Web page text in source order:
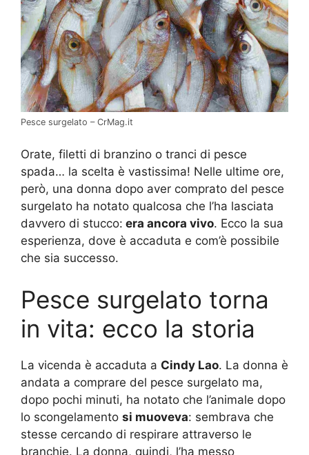
Pesce surgelato – CrMag.it
Orate, filetti di branzino o tranci di pesce
spada… la scelta è vastissima! Nelle ultime ore,
però, una donna dopo aver comprato del pesce
surgelato ha notato qualcosa che l’ha lasciata
davvero di stucco: era ancora vivo. Ecco la sua
esperienza, dove è accaduta e com’è possibile
che sia successo.
Pesce surgelato torna
in vita: ecco la storia
La vicenda è accaduta a Cindy Lao. La donna è
andata a comprare del pesce surgelato ma,
dopo pochi minuti, ha notato che l’animale dopo
lo scongelamento si muoveva: sembrava che
stesse cercando di respirare attraverso le
branchie. La donna, quindi, l’ha messo